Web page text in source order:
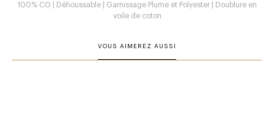
100% CO | Déhoussable | Garnissage Plume et Polyester | Doublure en
voile de coton
VOUS AIMEREZ AUSSI